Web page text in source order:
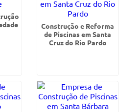
Construção e Reforma
de Piscinas em Santa
Cruz do Rio Pardo